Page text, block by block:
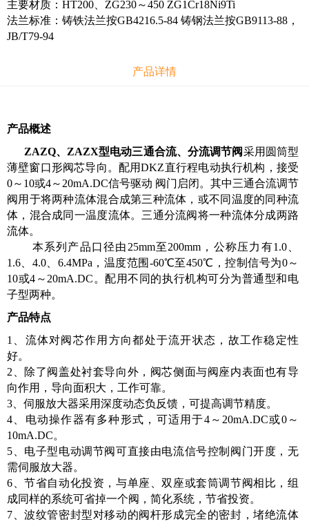
主要材质：HT200、ZG230～450 ZG1Cr18Ni9Ti
法兰标准：铸铁法兰按GB4216.5-84 铸钢法兰按GB9113-88，
JB/T79-94
产品详情
产品概述
ZAZQ、ZAZX型电动三通合流、分流调节阀采用圆筒型
薄壁窗口形阀芯导向。配用DKZ直行程电动执行机构，接受
0～10或4～20mA.DC信号驱动 阀门启闭。其中三通合流调节
阀用于将两种流体混合成第三种流体，或不同温度的同种流
体，混合成同一温度流体。三通分流阀将一种流体分成两路
流体。
本系列产品口径由25mm至200mm，公称压力有1.0、
1.6、4.0、6.4MPa，温度范围-60℃至450℃，控制信号为0～
10或4～20mA.DC。配用不同的执行机构可分为普通型和电
子型两种。
产品特点
1、流体对阀芯作用方向都处于流开状态，故工作稳定性
好。
2、除了阀盖处衬套导向外，阀芯侧面与阀座内表面也有导
向作用，导向面积大，工作可靠。
3、伺服放大器采用深度动态负反馈，可提高调节精度。
4、电动操作器有多种形式，可适用于4～20mA.DC或0～
10mA.DC。
5、电子型电动调节阀可直接由电流信号控制阀门开度，无
需伺服放大器。
6、节省自动化投资，与单座、双座或套筒调节阀相比，组
成同样的系统可省掉一个阀，简化系统，节省投资。
7、波纹管密封型对移动的阀杆形成完全的密封，堵绝流体